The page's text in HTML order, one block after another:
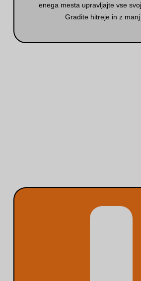
enega mesta upravljajte vse
Gradite hitreje in z manj